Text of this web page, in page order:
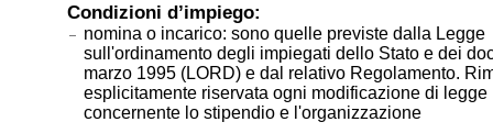
Condizioni d’impiego:
nomina o incarico: sono quelle previste dalla Legge
sull'ordinamento degli impiegati dello Stato e dei
marzo 1995 (LORD) e dal relativo Regolamento.
esplicitamente riservata ogni modificazione di legge
concernente lo stipendio e l'organizzazione